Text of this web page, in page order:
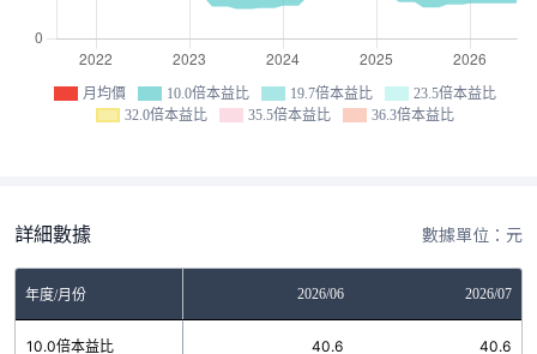
月均價 10.0倍本益比 19.7倍本益比
23.5倍本益比
32.0倍本益比
35.5倍本益比 36.3倍本益比
詳細數據 數據單位：元
年度/月份 2026/06 2026/07
10.0倍本益比 40.6 40.6